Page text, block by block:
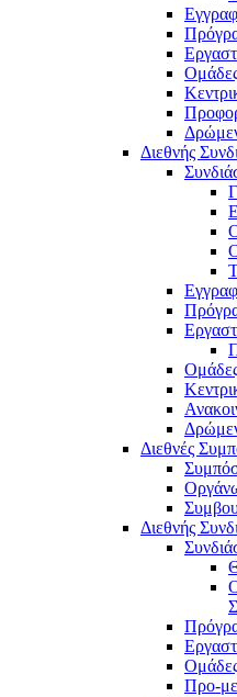
Διεθνής
Διεθνές
Διεθνής
Προ-